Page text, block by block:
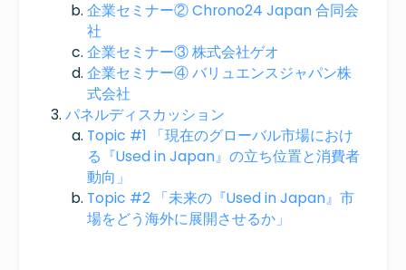
企業セミナー② Chrono24 Japan 合同会
社
企業セミナー③ 株式会社ゲオ
企業セミナー④ バリュエンスジャパン株
式会社
パネルディスカッション
Topic #1 「現在のグローバル市場におけ
る『Used in Japan』の立ち位置と消費者
動向」
Topic #2 「未来の『Used in Japan』市
場をどう海外に展開させるか」